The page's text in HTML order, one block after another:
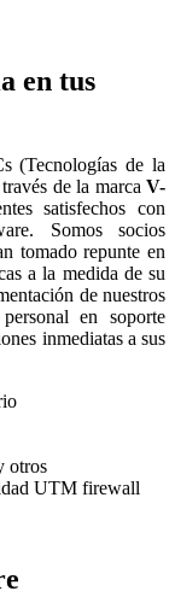
en tus
(Tecnologías de la
de la marca V-
satisfechos con
Somos socios
tomado repunte en
a la medida de su
de nuestros
en soporte
inmediatas a sus
otros
UTM firewall